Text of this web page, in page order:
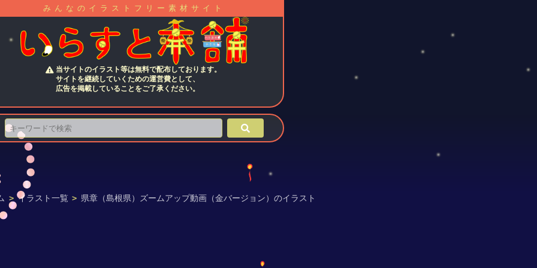
みんなのイラストフリー素材サイト
当サイトのイラスト等は無料で配布しております。
サイトを継続していくための運営費として、
広告を掲載していることをご了承ください。
> イラスト一覧 > 県章（島根県）ズームアップ動画（金バージョン）のイラスト